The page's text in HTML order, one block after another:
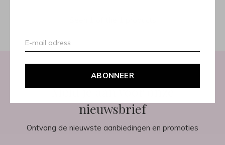
ABONNEER
Meld je aan voor onze
nieuwsbrief
Ontvang de nieuwste aanbiedingen en promoties